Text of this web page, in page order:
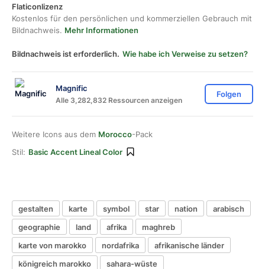
Flaticonlizenz
Kostenlos für den persönlichen und kommerziellen Gebrauch mit
Bildnachweis. Mehr Informationen
Bildnachweis ist erforderlich. Wie habe ich Verweise zu setzen?
Magnific
Alle 3,282,832 Ressourcen anzeigen
Folgen
Weitere Icons aus dem Morocco-Pack
Stil: Basic Accent Lineal Color
gestalten karte symbol star nation
arabisch
geographie
land afrika
maghreb
karte von marokko
nordafrika
afrikanische länder
königreich marokko
sahara-wüste